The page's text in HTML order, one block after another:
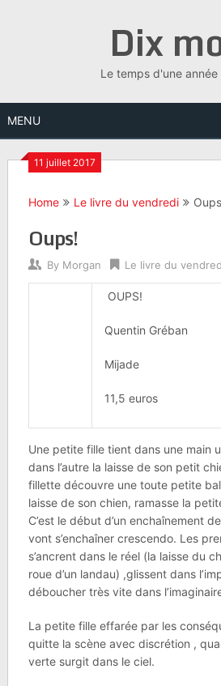
Dix
Le temps d'une année
MENU
11 juillet 2017
Home Le livre du vendredi
Oups!
By Morgan Le livre du
OUPS!
Quentin Gréban
Mijade
11,5 euros
Une petite fille tient dans une main
dans l’autre la laisse de son petit
fillette découvre une toute petite
laisse de son chien, ramasse la
C’est le début d’un enchaînement
vont s’enchaîner crescendo. Les
s’ancrent dans le réel (la laisse du
roue d’un landau) ,glissent dans
déboucher très vite dans
La petite fille effarée par les
quitte la scène avec discrétion ,
verte surgit dans le ciel.